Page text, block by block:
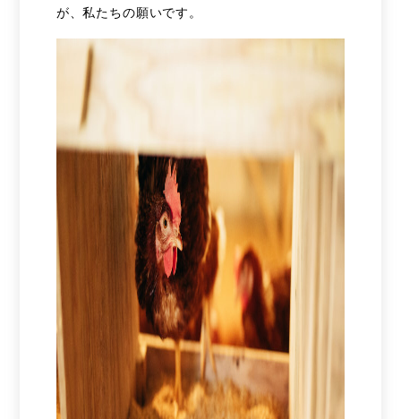
が、私たちの願いです。